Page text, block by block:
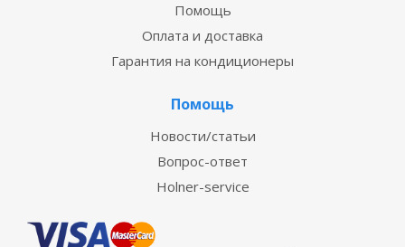
Помощь
Оплата и доставка
Гарантия на кондиционеры
Помощь
Новости/статьи
Вопрос-ответ
Holner-service